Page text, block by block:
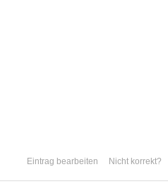
Nicht korrekt?
Eintrag bearbeiten